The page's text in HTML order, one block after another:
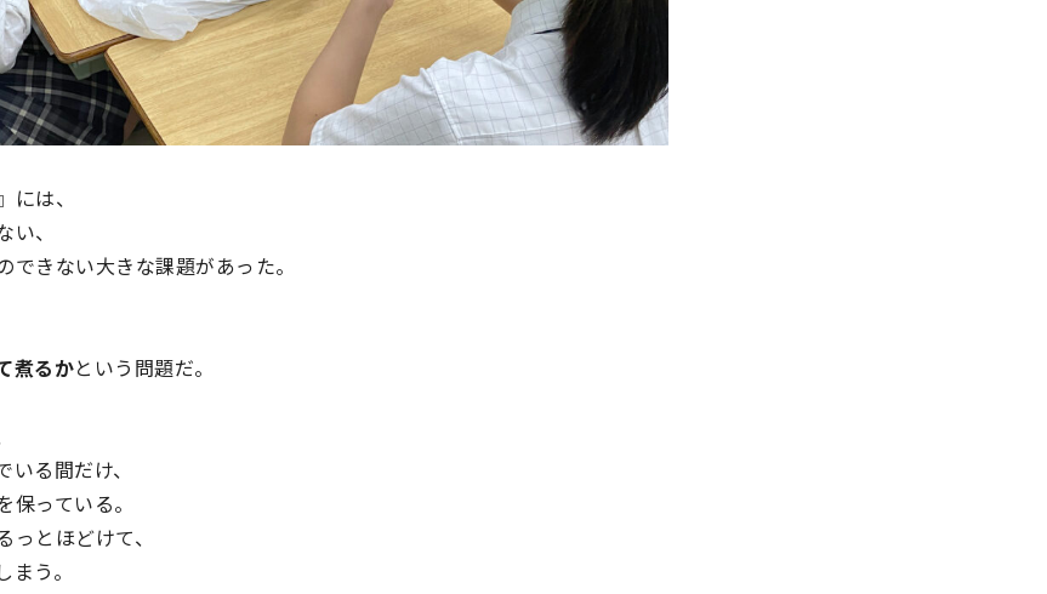
は、
、
できない大きな課題があった。
煮るかという問題だ。
る間だけ、
っている。
とほどけて、
う。